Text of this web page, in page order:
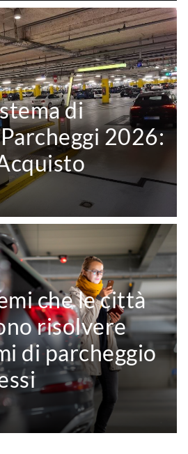
di
2026:
che le città
risolvere
di parcheggio